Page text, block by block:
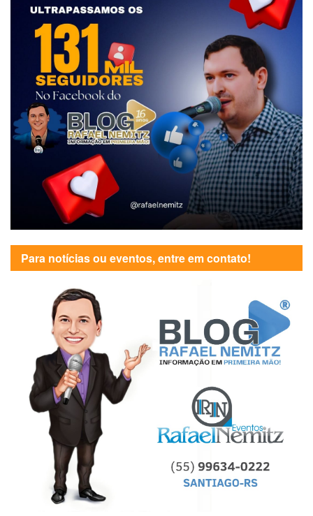
Para notícias ou eventos, entre em contato!